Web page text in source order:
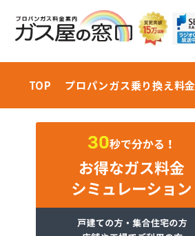
TOP プロパンガス乗り換え料金